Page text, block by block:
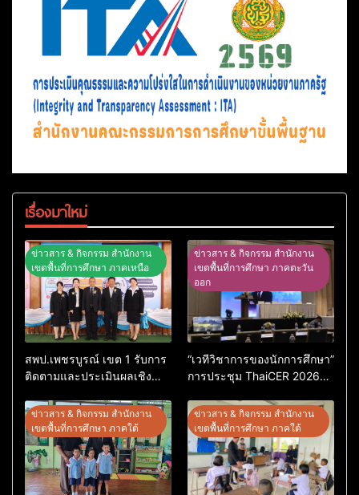
เรื่องมาใหม่
ข่าวสาร & กิจกรรม สำนักงาน
เขตพื้นที่การศึกษา ภาคเหนือ
สพป.เพชรบูรณ์ เขต 1 รับการ
ติดตามและประเมินผลเชิง
ต้นแบบ” ระดับประเทศ รุ่นที่ 3
ประจำปีงบประมาณ พ.ศ.
2569
ข่าวสาร & กิจกรรม สำนักงาน
เขตพื้นที่การศึกษา ภาคตะวัน
ออก
“เวทีวิชาการของนักการศึกษา”
การประชุม ThaiCER 2026
Conference on Education
Research (ThaiCER) 2026
ข่าวสาร & กิจกรรม สำนักงาน
เขตพื้นที่การศึกษา ภาคใต้
ข่าวสาร & กิจกรรม สำนักงาน
เขตพื้นที่การศึกษา ภาคใต้